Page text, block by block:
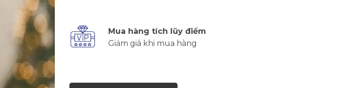
Mua hàng tích lũy điểm
Giảm giá khi mua hàng